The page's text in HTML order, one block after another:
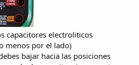
izquierda y derecha; el de la derecha
el de la izquierda me indicaba 0. Pero
cómo medirlos correctamente para
capacitores electroliticos
menos por el lado)
bajar hacia las posiciones